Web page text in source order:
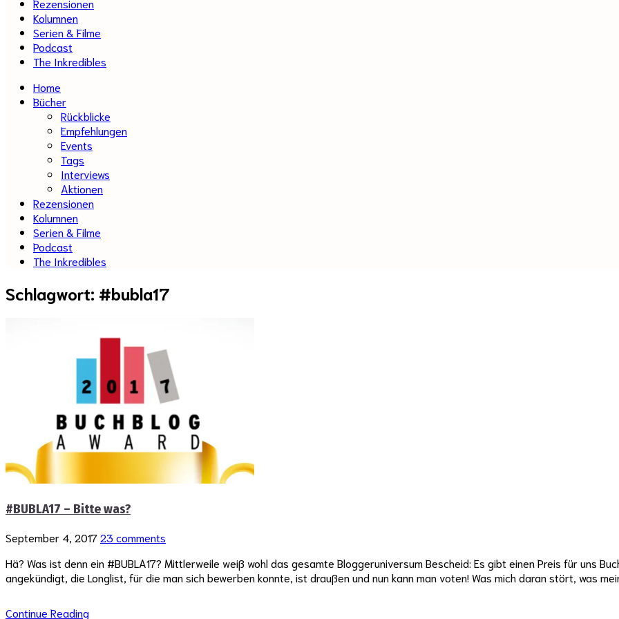
Rezensionen
Kolumnen
Serien & Filme
Podcast
The Inkredibles
Home
Bücher
Rückblicke
Empfehlungen
Events
Tags
Interviews
Aktionen
Rezensionen
Kolumnen
Serien & Filme
Podcast
The Inkredibles
Schlagwort: #bubla17
#BUBLA17 – Bitte was?
September 4, 201723 comments
Hä? Was ist denn ein #BUBLA17? Mittlerweile weiß wohl das gesamte Bloggeruniversum Bescheid: Es gibt einen Preis für uns
angekündigt, die Longlist, für die man sich bewerben konnte, ist draußen und nun kann man voten! Was mich daran stört, was
Continue Reading